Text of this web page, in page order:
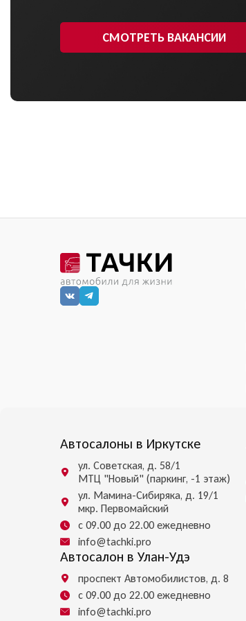
СМОТРЕТЬ ВАКАНСИИ
Автосалоны в Иркутске
ул. Советская, д. 58/1
МТЦ "Новый" (паркинг, -1 этаж)
ул. Мамина-Сибиряка, д. 19/1
мкр. Первомайский
с 09.00 до 22.00 ежедневно
info@tachki.pro
Автосалон в Улан-Удэ
проспект Автомобилистов, д. 8
с 09.00 до 22.00 ежедневно
info@tachki.pro